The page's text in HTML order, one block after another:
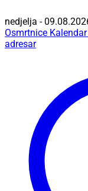
nedjelja -
Osmrtnice
adresar